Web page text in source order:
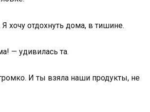
Я хочу отдохнуть дома, в тишине.
— удивилась та.
И ты взяла наши продукты, не